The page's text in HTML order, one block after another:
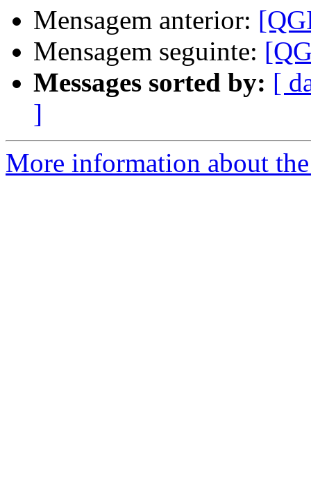
Mensagem anterior:
Mensagem seguinte:
Messages sorted by: [
]
More information about